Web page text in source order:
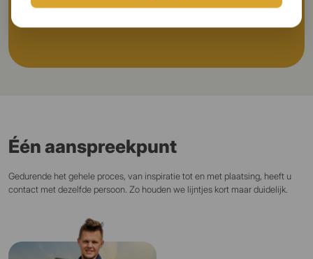
Brochure aanvragen
Één aanspreekpunt
Gedurende het gehele proces, van inspiratie tot en met plaatsing, heeft u
contact met dezelfde persoon. Zo houden we lijntjes kort maar duidelijk.